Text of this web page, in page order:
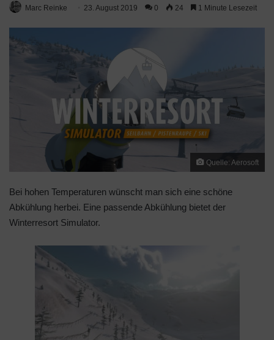
Marc Reinke 23. August 2019 0 24 1 Minute Lesezeit
Quelle: Aerosoft
Bei hohen Temperaturen wünscht man sich eine schöne
Abkühlung herbei. Eine passende Abkühlung bietet der
Winterresort Simulator.